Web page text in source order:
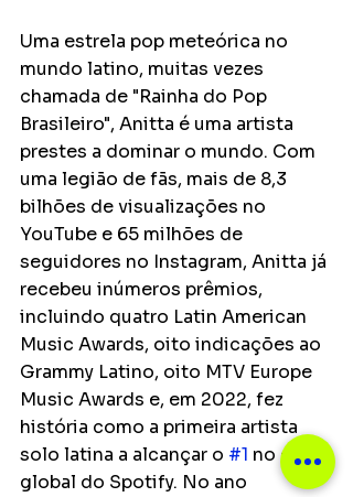
Uma estrela pop meteórica no
mundo latino, muitas vezes
chamada de "Rainha do Pop
Brasileiro", Anitta é uma artista
prestes a dominar o mundo. Com
uma legião de fãs, mais de 8,3
bilhões de visualizações no
YouTube e 65 milhões de
seguidores no Instagram, Anitta já
recebeu inúmeros prêmios,
incluindo quatro Latin American
Music Awards, oito indicações ao
Grammy Latino, oito MTV Europe
Music Awards e, em 2022, fez
história como a primeira artista
solo latina a alcançar o #1 no chart
global do Spotify. No ano